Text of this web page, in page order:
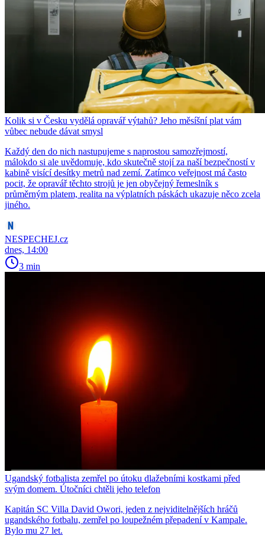
Kolik si v Česku vydělá opravář výtahů? Jeho měsíšní plat vám
vůbec nebude dávat smysl
Každý den do nich nastupujeme s naprostou samozřejmostí,
málokdo si ale uvědomuje, kdo skutečně stojí za naší bezpečností v
kabině visící desítky metrů nad zemí. Zatímco veřejnost má často
pocit, že opravář těchto strojů je jen obyčejný řemeslník s
průměrným platem, realita na výplatních páskách ukazuje něco zcela
jiného.
NESPECHEJ.cz
dnes, 14:00
3 min
Ugandský fotbalista zemřel po útoku dlažebními kostkami před
svým domem. Útočníci chtěli jeho telefon
Kapitán SC Villa David Owori, jeden z nejviditelnějších hráčů
ugandského fotbalu, zemřel po loupežném přepadení v Kampale.
Bylo mu 27 let.